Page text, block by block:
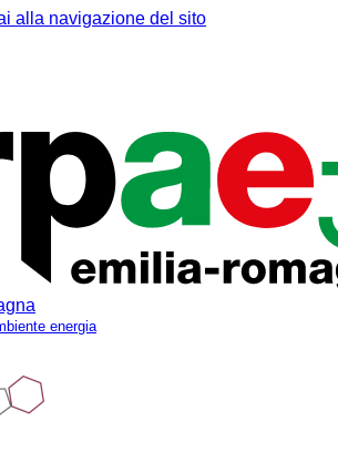
alla navigazione del sito
energia